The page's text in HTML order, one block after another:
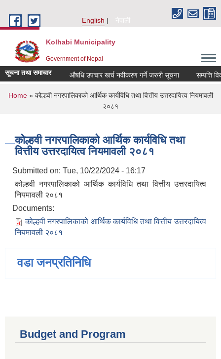
English
नेपाली
Kolhabi Municipality
Government of Nepal
सूचना तथा समाचार औषधि उपचार खर्च नवीकरण गर्ने जरुरी सूचना सम्पत्ति
You are here
Home» कोल्हवी नगरपालिकाको आर्थिक कार्यविधि तथा वित्तीय उत्तरदायित्व नियमावली
२०८१
कोल्हवी नगरपालिकाको आर्थिक कार्यविधि तथा
वित्तीय उत्तरदायित्व नियमावली २०८१
Submitted on: Tue, 10/22/2024 - 16:17
कोल्हवी नगरपालिकाको आर्थिक कार्यविधि तथा वित्तीय उत्तरदायित्व
नियमावली २०८१
Documents:
कोल्हवी नगरपालिकाको आर्थिक कार्यविधि तथा वित्तीय उत्तरदायित्व
नियमावली २०८१
वडा जनप्रतिनिधि
Budget and Program